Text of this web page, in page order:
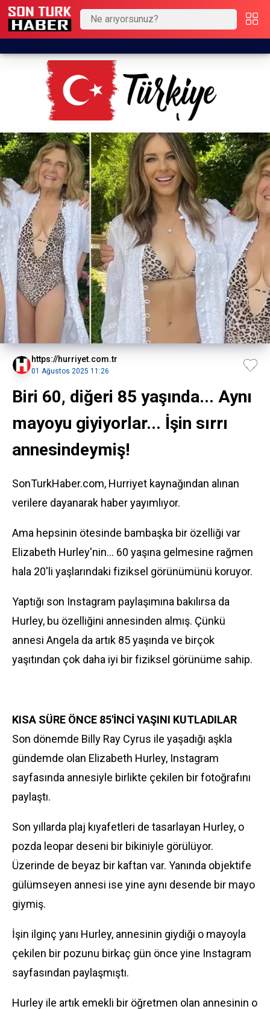
https://hurriyet.com.tr
01 Ağustos 2025 11:26
Biri 60, diğeri 85 yaşında... Aynı
mayoyu giyiyorlar... İşin sırrı
annesindeymiş!
SonTurkHaber.com, Hurriyet kaynağından alınan
verilere dayanarak haber yayımlıyor.
Ama hepsinin ötesinde bambaşka bir özelliği var
Elizabeth Hurley'nin… 60 yaşına gelmesine rağmen
hala 20'li yaşlarındaki fiziksel görünümünü koruyor.
Yaptığı son Instagram paylaşımına bakılırsa da
Hurley, bu özelliğini annesinden almış. Çünkü
annesi Angela da artık 85 yaşında ve birçok
yaşıtından çok daha iyi bir fiziksel görünüme sahip.
KISA SÜRE ÖNCE 85'İNCİ YAŞINI KUTLADILAR
Son dönemde Billy Ray Cyrus ile yaşadığı aşkla
gündemde olan Elizabeth Hurley, Instagram
sayfasında annesiyle birlikte çekilen bir fotoğrafını
paylaştı.
Son yıllarda plaj kıyafetleri de tasarlayan Hurley, o
pozda leopar deseni bir bikiniyle görülüyor.
Üzerinde de beyaz bir kaftan var. Yanında objektife
gülümseyen annesi ise yine aynı desende bir mayo
giymiş.
İşin ilginç yanı Hurley, annesinin giydiği o mayoyla
çekilen bir pozunu birkaç gün önce yine Instagram
sayfasından paylaşmıştı.
Hurley ile artık emekli bir öğretmen olan annesinin o